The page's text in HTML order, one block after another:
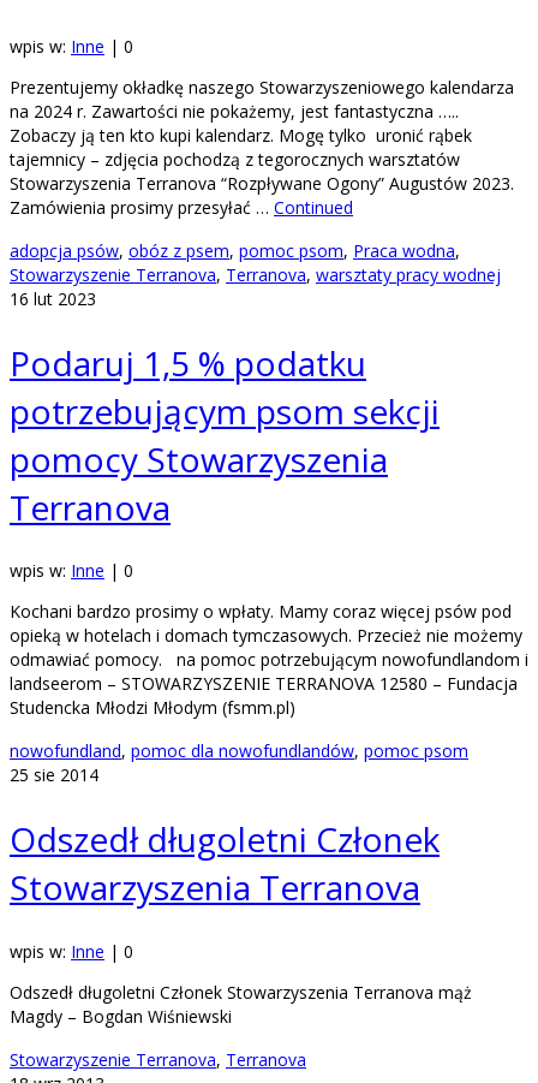
wpis w: Inne | 0
Prezentujemy okładkę naszego Stowarzyszeniowego kalendarza
na 2024 r. Zawartości nie pokażemy, jest fantastyczna …..
Zobaczy ją ten kto kupi kalendarz. Mogę tylko uronić rąbek
tajemnicy – zdjęcia pochodzą z tegorocznych warsztatów
Stowarzyszenia Terranova “Rozpływane Ogony” Augustów 2023.
Zamówienia prosimy przesyłać … Continued
adopcja psów, obóz z psem, pomoc psom, Praca wodna,
Stowarzyszenie Terranova, Terranova, warsztaty pracy wodnej
16 lut 2023
Podaruj 1,5 % podatku
potrzebującym psom sekcji
pomocy Stowarzyszenia
Terranova
wpis w: Inne | 0
Kochani bardzo prosimy o wpłaty. Mamy coraz więcej psów pod
opieką w hotelach i domach tymczasowych. Przecież nie możemy
odmawiać pomocy. na pomoc potrzebującym nowofundlandom i
landseerom – STOWARZYSZENIE TERRANOVA 12580 – Fundacja
Studencka Młodzi Młodym (fsmm.pl)
nowofundland, pomoc dla nowofundlandów, pomoc psom
25 sie 2014
Odszedł długoletni Członek
Stowarzyszenia Terranova
wpis w: Inne | 0
Odszedł długoletni Członek Stowarzyszenia Terranova mąż
Magdy – Bogdan Wiśniewski
Stowarzyszenie Terranova, Terranova